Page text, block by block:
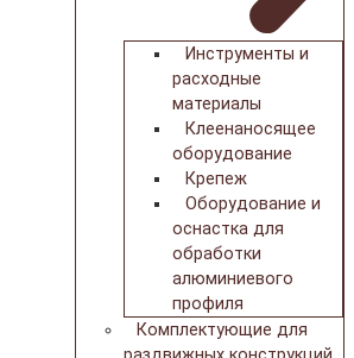
Инструменты и
расходные
материалы
Клеенаносящее
оборудование
Крепеж
Оборудование и
оснастка для
обработки
алюминиевого
профиля
Комплектующие для